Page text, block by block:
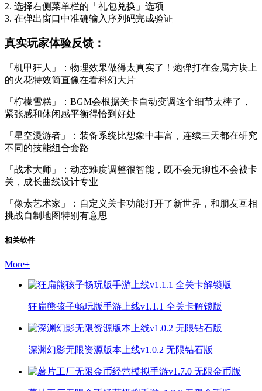
2. 选择右侧菜单栏的「礼包兑换」选项
3. 在弹出窗口中准确输入序列码完成验证
真实玩家体验反馈：
「机甲狂人」：物理效果做得太真实了！炮弹打在金属方块上
的火花特效简直像在看科幻大片
「柠檬雪糕」：BGM会根据关卡自动变调这个细节太棒了，
紧张感和休闲感平衡得恰到好处
「星空漫游者」：装备系统比想象中丰富，连续三天都在研究
不同的技能组合套路
「战术大师」：动态难度调整很智能，既不会无聊也不会被卡
关，成长曲线设计专业
「像素艺术家」：自定义关卡功能打开了新世界，和朋友互相
挑战自制地图特别有意思
相关软件
More+
狂扁熊孩子畅玩版手游上线v1.1.1 全关卡解锁版
深渊幻影无限资源版本上线v1.0.2 无限钻石版